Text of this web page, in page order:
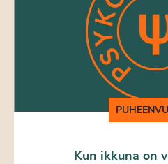
Kun ikkuna on